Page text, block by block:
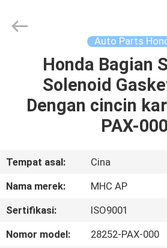
RUMAH
PRODUK
KAMI
PABRIK
Parts
Limited.
Auto Parts
Honda Bagian
Solenoid
Dengan cincin
PAX-000
Tempat asal:
Cina
Nama merek:
MHC AP
Sertifikasi:
ISO9001
Nomor model:
28252-PAX-000